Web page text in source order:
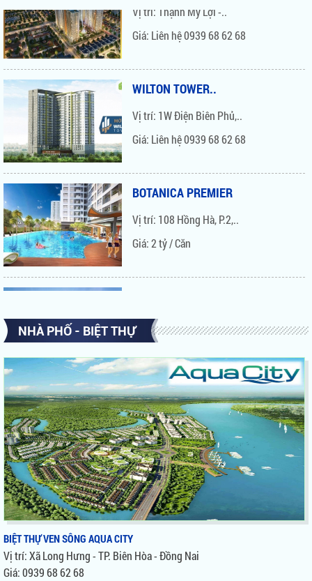
Giá: Liên hệ 0939 68 62 68
Giá: Liên hệ 0939 68 62 68
Giá: 2 tỷ / Căn
Giá: Liên hệ 0939 68 62 68
GARDEN GATE HOÀNG..
Vị trí: Số 8 Hoàng Minh..
Giá: Liên hệ 0939 68 62 68
ORCHARD GARDEN
Vị trí: 128 Hồng Hà, P. 9, Q...
NHÀ PHỐ - BIỆT THỰ
BIỆT THỰ VEN SÔNG AQUA CITY
Vị trí: Xã Long Hưng - TP. Biên Hòa - Đồng Nai
Giá: 0939 68 62 68